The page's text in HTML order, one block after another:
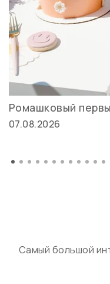
Ромашковый
07.08.2026
Самый большой